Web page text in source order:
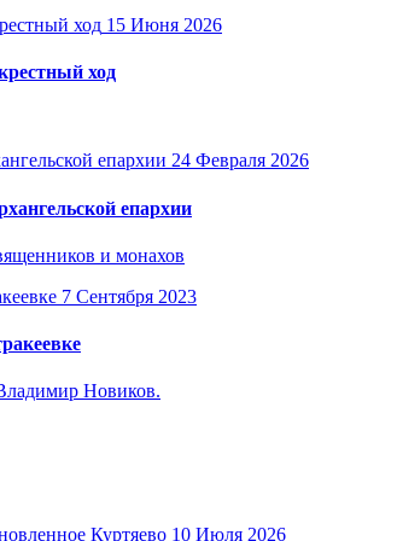
15 Июня 2026
ход
24 Февраля 2026
епархии
и монахов
7 Сентября 2023
Новиков.
10 Июля 2026